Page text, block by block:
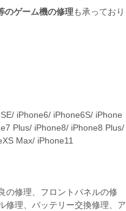
ゲーム機の修理も承っており
iPhone6/ iPhone6S/ iPhone
Plus/ iPhone8/ iPhone8 Plus/
Max/ iPhone11
の修理、フロントパネルの修
修理、バッテリー交換修理、ア